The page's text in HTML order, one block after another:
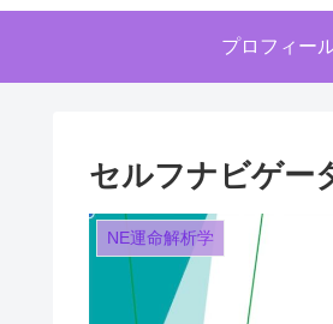
プロフィー
セルフナビゲー
NE運命解析学